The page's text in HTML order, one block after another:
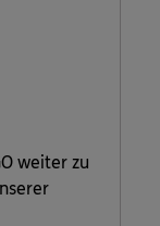
weiter zu